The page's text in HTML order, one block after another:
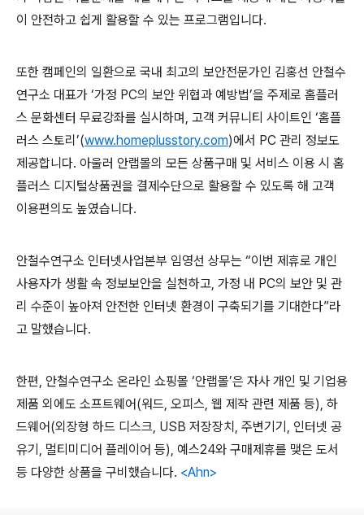
이 안전하고 쉽게 활용할 수 있는 프로그램입니다.
또한 캠페인의 일환으로 국내 최고의 보안전문가인 김홍선 안철수
연구소 대표가 ‘가정 PC의 보안 위협과 예방법’을 주제로 홈플러
스 문화센터 무료강좌를 실시하며, 고객 커뮤니티 사이트인 ‘홈플
러스 스토리 ’(www.homeplusstory.com)에서 PC 관리 정보도
제공합니다. 아울러 안랩몰의 모든 상품구매 및 서비스 이용 시 홈
플러스 디지털상품권을 결제수단으로 활용할 수 있도록 해 고객
이용편의도 높였습니다.
안철수연구소 인터넷사업본부 임영선 상무는 “이번 제휴로 개인
사용자가 생활 속 정보보안을 실천하고, 가정 내 PC의 보안 및 관
리 수준이 높아져 안전한 인터넷 환경이 구축되기를 기대한다”라
고 말했습니다.
한편, 안철수연구소 온라인 쇼핑몰 ‘안랩몰’은 자사 개인 및 기업용
제품 외에도 소프트웨어(워드, 오피스, 웹 제작 관련 제품 등), 하
드웨어(외장형 하드 디스크, USB 저장장치 , 주변기기 , 인터넷 공
유기 , 멀티미디어 플레이어 등), 예스24와 구매제휴를 맺은 도서
등 다양한 상품을 구비했습니다. <Ahn>